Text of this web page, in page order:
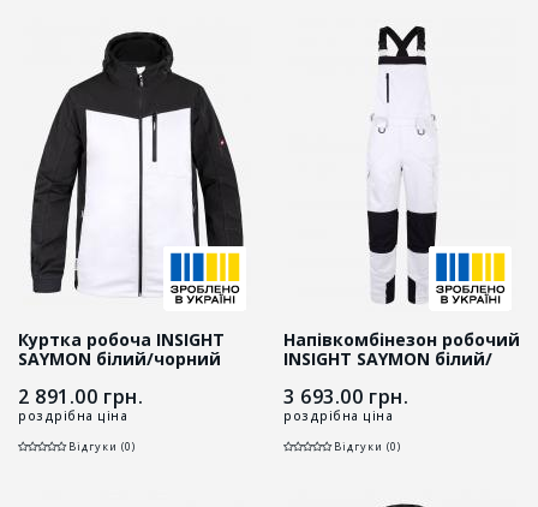
Куртка робоча INSIGHT
SAYMON білий/чорний
2 891.00 грн.
роздрібна ціна
Відгуки (0)
Напівкомбінезон робочий
INSIGHT SAYMON білий/
3 693.00 грн.
роздрібна ціна
Відгуки (0)